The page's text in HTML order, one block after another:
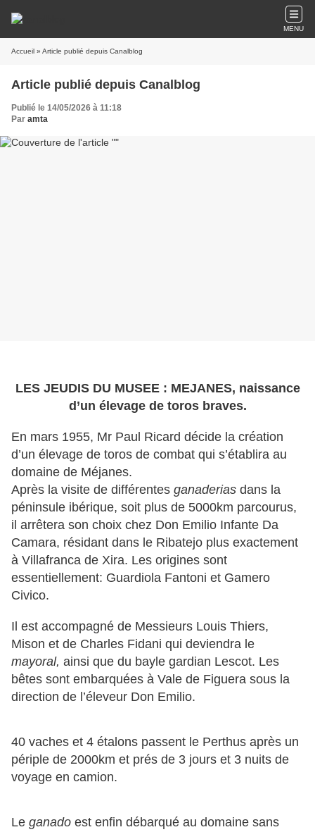
MENU
Accueil » Article publié depuis Canalblog
Article publié depuis Canalblog
Publié le 14/05/2026 à 11:18
Par amta
LES JEUDIS DU MUSEE : MEJANES, naissance
d’un élevage de toros braves.
En mars 1955, Mr Paul Ricard décide la création
d’un élevage de toros de combat qui s’établira au
domaine de Méjanes.
Après la visite de différentes ganaderias dans la
péninsule ibérique, soit plus de 5000km parcourus,
il arrêtera son choix chez Don Emilio Infante Da
Camara, résidant dans le Ribatejo plus exactement
à Villafranca de Xira. Les origines sont
essentiellement: Guardiola Fantoni et Gamero
Civico.
Il est accompagné de Messieurs Louis Thiers,
Mison et de Charles Fidani qui deviendra le
mayoral, ainsi que du bayle gardian Lescot. Les
bêtes sont embarquées à Vale de Figuera sous la
direction de l’éleveur Don Emilio.
40 vaches et 4 étalons passent le Perthus après un
périple de 2000km et prés de 3 jours et 3 nuits de
voyage en camion.
Le ganado est enfin débarqué au domaine sans